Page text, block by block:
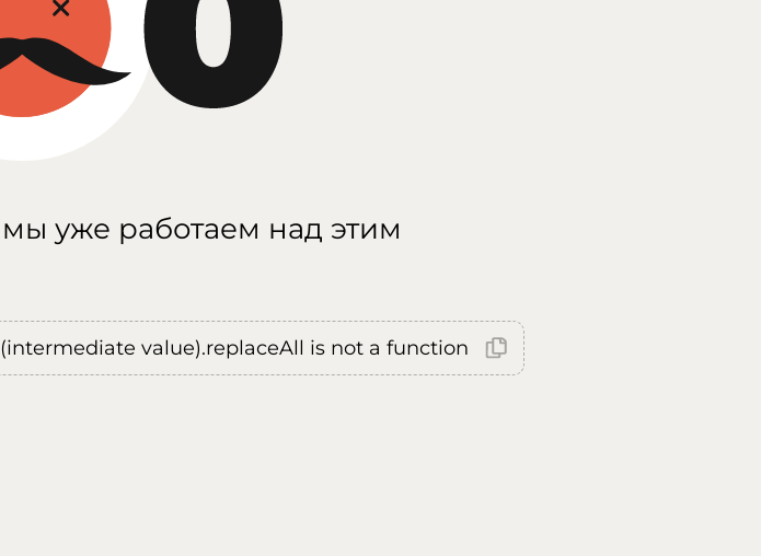
уже работаем над этим
value).replaceAll is not a function